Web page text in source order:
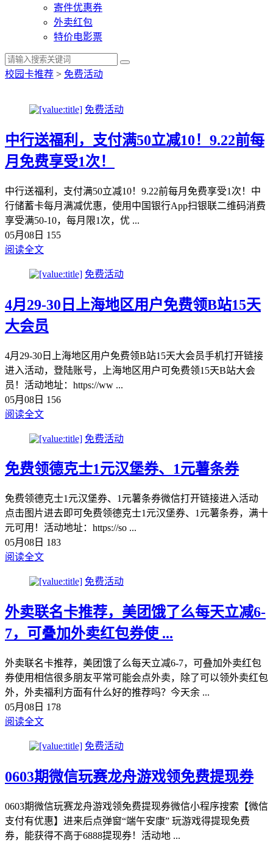
寄件优惠券
外卖红包
特价电影票
校园卡推荐 > 免费活动
免费活动
中行送福利，支付满50立减10！9.22前每
月免费享受1次！
中行送福利，支付满50立减10！9.22前每月免费享受1次！中
行储蓄卡每月满减优惠，使用中国银行App扫银联二维码消费
享受满50-10，每月限1次，优 ...
05月08日 155
阅读全文
免费活动
4月29-30日上海地区用户免费领B站15天
大会员
4月29-30日上海地区用户免费领B站15天大会员手机打开链接
进入活动，登陆账号，上海地区用户可免费领15天B站大会
员！活动地址：https://ww ...
05月08日 156
阅读全文
免费活动
免费领德克士1元汉堡券、1元薯条券
免费领德克士1元汉堡券、1元薯条券微信打开链接进入活动
点击图片进去即可免费领德克士1元汉堡券、1元薯条券，满十
元可用！活动地址：https://so ...
05月08日 183
阅读全文
免费活动
外卖联名卡推荐，美团饿了么每天立减6-
7，可叠加外卖红包券使 ...
外卖联名卡推荐，美团饿了么每天立减6-7，可叠加外卖红包
券使用相信很多朋友平常可能会点外卖，除了可以领外卖红包
外，外卖福利方面有什么好的推荐吗？今天余 ...
05月08日 178
阅读全文
免费活动
0603期微信玩赛龙舟游戏领免费提现券
0603期微信玩赛龙舟游戏领免费提现券微信小程序搜索【微信
支付有优惠】进来后点弹窗“端午安康” 玩游戏得提现免费
券，能获得不高于6888提现券！活动地 ...